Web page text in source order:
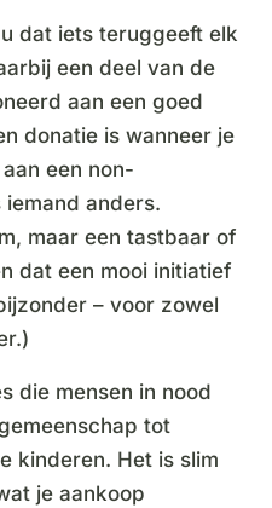
dat iets teruggeeft elk
een deel van de
aan een goed
donatie is wanneer je
een non-
anders.
maar een tastbaar of
dat een mooi initiatief
– voor zowel
die mensen in nood
tot
kinderen. Het is slim
je aankoop